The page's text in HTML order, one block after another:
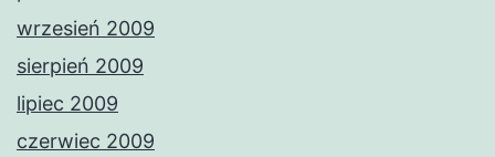
wrzesień 2009
sierpień 2009
lipiec 2009
czerwiec 2009